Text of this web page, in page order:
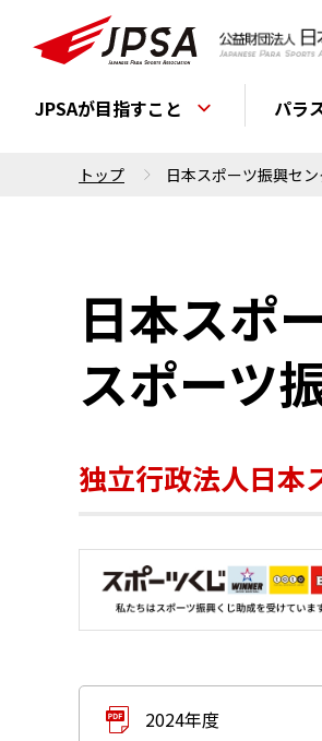
JPSAが目指すこと パラ
トップ 日本スポーツ振興セ
日本スポ
スポーツ
独立行政法人日本
2024年度